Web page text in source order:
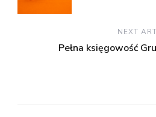
NEXT
Pełna księgowość